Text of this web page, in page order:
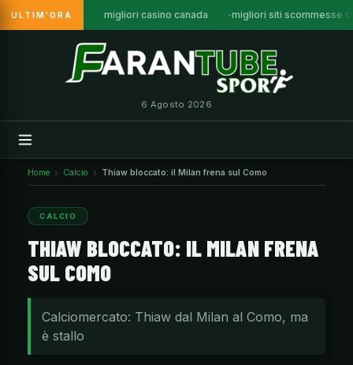
ULTIM'ORA migliori casino canada migliori siti scommesse
6 Agosto 2026
Home Calcio Thiaw bloccato: il Milan frena sul Como
CALCIO
THIAW BLOCCATO: IL MILAN FRENA
SUL COMO
Calciomercato: Thiaw dal Milan al Como, ma
è stallo